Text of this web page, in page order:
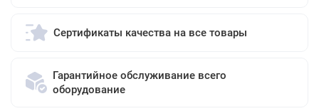
Сертификаты качества на все товары
Гарантийное обслуживание всего
оборудование